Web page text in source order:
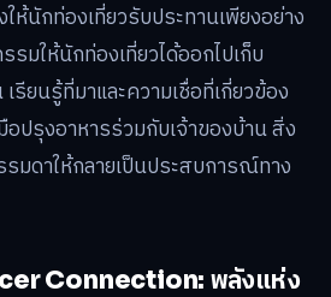
ห้นักท่องเที่ยวรับประทานเพียงอย่าง
รมให้นักท่องเที่ยวได้ออกไปเก็บ
รียนรู้ที่มาและความเชื่อที่เกี่ยวข้อง
ปรุงอาหารร่วมกับเจ้าของบ้าน สิ่ง
มดาให้กลายเป็นประสบการณ์ทาง
Connection: พลังแห่ง